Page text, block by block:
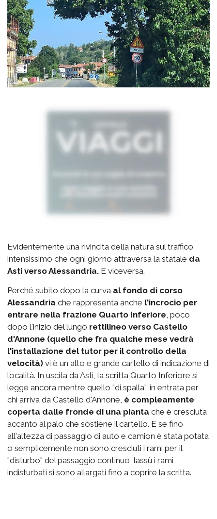
Evidentemente una rivincita della natura sul traffico
intensissimo che ogni giorno attraversa la statale da
Asti verso Alessandria. E viceversa.
Perché subito dopo la curva al fondo di corso
Alessandria che rappresenta anche l'incrocio per
entrare nella frazione Quarto Inferiore, poco
dopo l'inizio del lungo rettilineo verso Castello
d'Annone (quello che fra qualche mese vedrà
l'installazione del tutor per il controllo della
velocità) vi è un alto e grande cartello di indicazione di
località. In uscita da Asti, la scritta Quarto Inferiore si
legge ancora mentre quello "di spalla", in entrata per
chi arriva da Castello d'Annone, è compleamente
coperta dalle fronde di una pianta che è cresciuta
accanto al palo che sostiene il cartello. E se fino
all'altezza di passaggio di auto e camion è stata potata
o semplicemente non sono cresciuti i rami per il
"disturbo" del passaggio continuo, lassù i rami
indisturbati si sono allargati fino a coprire la scritta.